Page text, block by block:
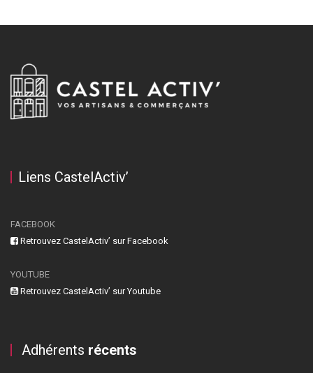
Liens CastelActiv’
FACEBOOK
Retrouvez CastelActiv’ sur Facebook
YOUTUBE
Retrouvez CastelActiv’ sur Youtube
Adhérents récents